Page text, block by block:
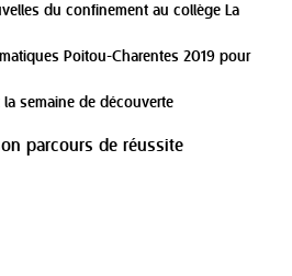
du confinement au collège La
Poitou-Charentes 2019 pour
semaine de découverte
parcours de réussite